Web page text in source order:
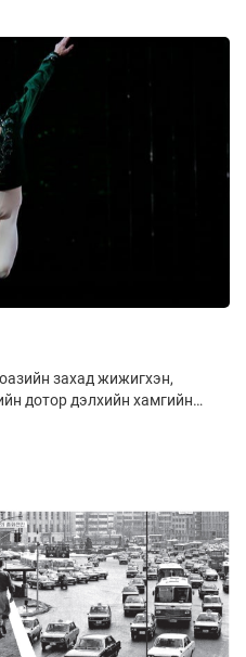
шүүгчээр
эх орондоо балет,
Монголын “G-River ballet
зохион байгуулсан.
болгон явуулсан юм. У.Бат-
нд Улаанбаатарт балетын
stars gala” тоглолтыг
тухайн өдөр
удаа буюу өдөр, үдэш
захад жижигхэн,
дотор дэлхийн хамгийн
тэр нь байхгүй,
хийгээд олигархууд
засгийн тусын тулд
дарангуйлах дэглэм
“Lotte” чухам ингэж гарч
“Зөвхөн кимчи биш.
амьдрал” номдоо
сонирхуулья.